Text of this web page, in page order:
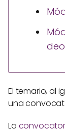
El temario, al
una
La